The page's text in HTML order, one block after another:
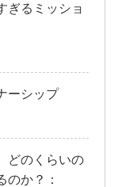
ぎるミッショ
ーシップ
どのくらいの
のか？：